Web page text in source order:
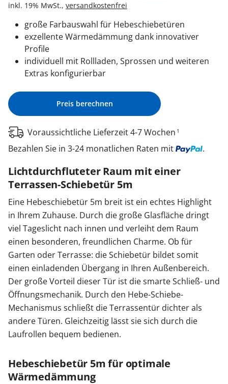
Kontakt / Hilfe
inkl. 19% MwSt., versandkostenfrei
große Farbauswahl für Hebeschiebetüren
exzellente Wärmedämmung dank innovativer
Profile
individuell mit Rollladen, Sprossen und weiteren
Extras konfigurierbar
Preis berechnen
Voraussichtliche Lieferzeit 4-7 Wochen 1
Bezahlen Sie in 3-24 monatlichen Raten mit .
Lichtdurchfluteter Raum mit einer
Terrassen-Schiebetür 5m
Eine Hebeschiebetür 5m breit ist ein echtes Highlight
in Ihrem Zuhause. Durch die große Glasfläche dringt
viel Tageslicht nach innen und verleiht dem Raum
einen besonderen, freundlichen Charme. Ob für
Garten oder Terrasse: die Schiebetür bildet somit
einen einladenden Übergang in Ihren Außenbereich.
Der große Vorteil dieser Tür ist die smarte Schließ- und
Öffnungsmechanik. Durch den Hebe-Schiebe-
Mechanismus schließt die Terrassentür dichter als
andere Türen. Gleichzeitig lässt sie sich durch die
Laufrollen bequem bedienen.
Hebeschiebetür 5m für optimale
Wärmedämmung